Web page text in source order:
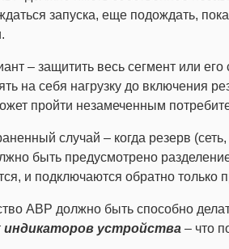
запуска, еще подождать,
– защитить весь сегмент или
на себя нагрузку до включения
пройти незамеченным
случай – когда резерв
быть предусмотрено
и подключаются обратно только
АВР должно быть способно
индикаторов устройства – что